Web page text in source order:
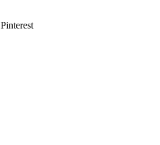
Pinterest